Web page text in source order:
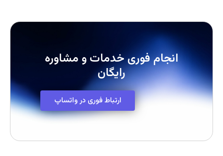
انجام فوری خدمات و مشاوره
رایگان
ارتباط فوری در واتساپ